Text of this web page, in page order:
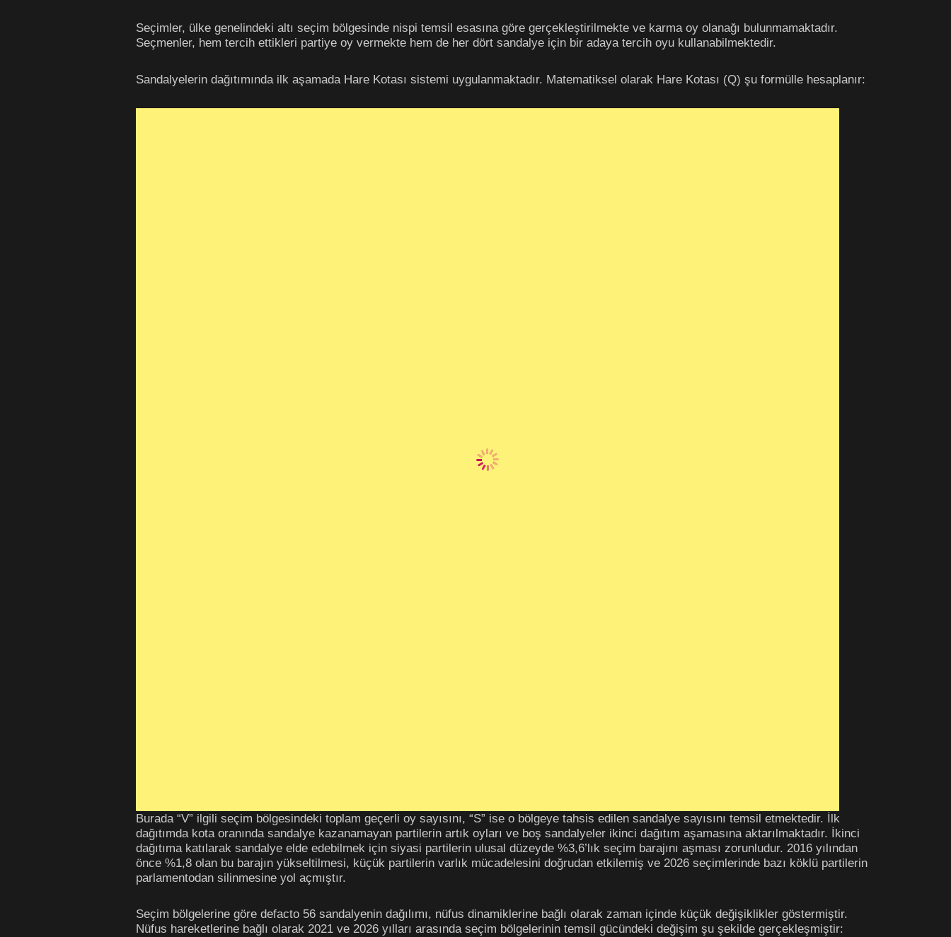
Seçimler, ülke genelindeki altı seçim bölgesinde nispi temsil esasına göre gerçekleştirilmekte ve karma oy olanağı bulunmamaktadır.
Seçmenler, hem tercih ettikleri partiye oy vermekte hem de her dört sandalye için bir adaya tercih oyu kullanabilmektedir.
Sandalyelerin dağıtımında ilk aşamada Hare Kotası sistemi uygulanmaktadır. Matematiksel olarak Hare Kotası (Q) şu formülle hesaplanır:
Burada “V” ilgili seçim bölgesindeki toplam geçerli oy sayısını, “S” ise o bölgeye tahsis edilen sandalye sayısını temsil etmektedir. İlk
dağıtımda kota oranında sandalye kazanamayan partilerin artık oyları ve boş sandalyeler ikinci dağıtım aşamasına aktarılmaktadır. İkinci
dağıtıma katılarak sandalye elde edebilmek için siyasi partilerin ulusal düzeyde %3,6’lık seçim barajını aşması zorunludur. 2016 yılından
önce %1,8 olan bu barajın yükseltilmesi, küçük partilerin varlık mücadelesini doğrudan etkilemiş ve 2026 seçimlerinde bazı köklü partilerin
parlamentodan silinmesine yol açmıştır.
Seçim bölgelerine göre defacto 56 sandalyenin dağılımı, nüfus dinamiklerine bağlı olarak zaman içinde küçük değişiklikler göstermiştir.
Nüfus hareketlerine bağlı olarak 2021 ve 2026 yılları arasında seçim bölgelerinin temsil gücündeki değişim şu şekilde gerçekleşmiştir: